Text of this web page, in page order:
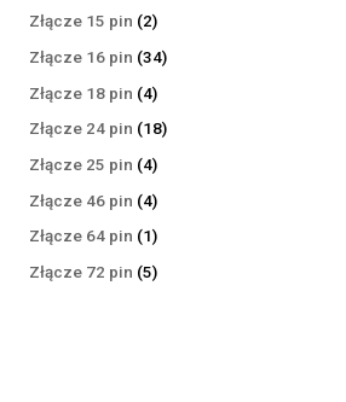
produktów
Złącze 15 pin 22
produkty
Złącze 16 pin 3434
Złącze 18 pin 44
produkty
Złącze 24 pin 1818
Złącze 25 pin 44
produkty
Złącze 46 pin 44
produkty
Złącze 64 pin 11
produkt
Złącze 72 pin 55